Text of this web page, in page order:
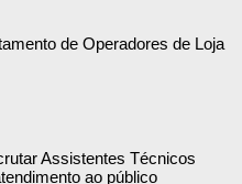
de Operadores de Loja
Assistentes Técnicos
ao público